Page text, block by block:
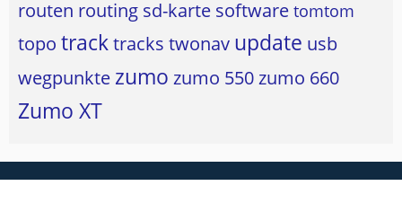
routen routing sd-karte software tomtom
topo tracktracks twonav update usb
wegpunkte zumo zumo 550zumo 660
Zumo XT